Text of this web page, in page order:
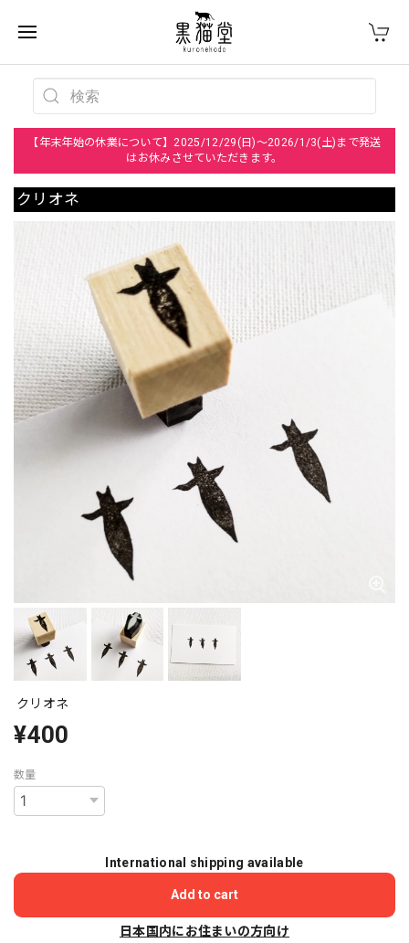
【年末年始の休業について】2025/12/29(日)～2026/1/3(土)まで発送
はお休みさせていただきます。
クリオネ
クリオネ
¥400
数量
International shipping available
Add to cart
日本国内にお住まいの方向け